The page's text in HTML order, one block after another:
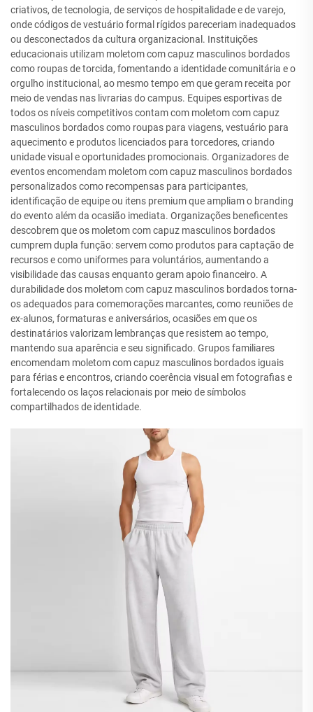
criativos, de tecnologia, de serviços de hospitalidade e de varejo,
onde códigos de vestuário formal rígidos pareceriam inadequados
ou desconectados da cultura organizacional. Instituições
educacionais utilizam moletom com capuz masculinos bordados
como roupas de torcida, fomentando a identidade comunitária e o
orgulho institucional, ao mesmo tempo em que geram receita por
meio de vendas nas livrarias do campus. Equipes esportivas de
todos os níveis competitivos contam com moletom com capuz
masculinos bordados como roupas para viagens, vestuário para
aquecimento e produtos licenciados para torcedores, criando
unidade visual e oportunidades promocionais. Organizadores de
eventos encomendam moletom com capuz masculinos bordados
personalizados como recompensas para participantes,
identificação de equipe ou itens premium que ampliam o branding
do evento além da ocasião imediata. Organizações beneficentes
descobrem que os moletom com capuz masculinos bordados
cumprem dupla função: servem como produtos para captação de
recursos e como uniformes para voluntários, aumentando a
visibilidade das causas enquanto geram apoio financeiro. A
durabilidade dos moletom com capuz masculinos bordados torna-
os adequados para comemorações marcantes, como reuniões de
ex-alunos, formaturas e aniversários, ocasiões em que os
destinatários valorizam lembranças que resistem ao tempo,
mantendo sua aparência e seu significado. Grupos familiares
encomendam moletom com capuz masculinos bordados iguais
para férias e encontros, criando coerência visual em fotografias e
fortalecendo os laços relacionais por meio de símbolos
compartilhados de identidade.